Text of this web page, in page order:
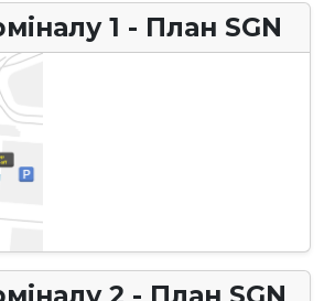
1 - План SGN